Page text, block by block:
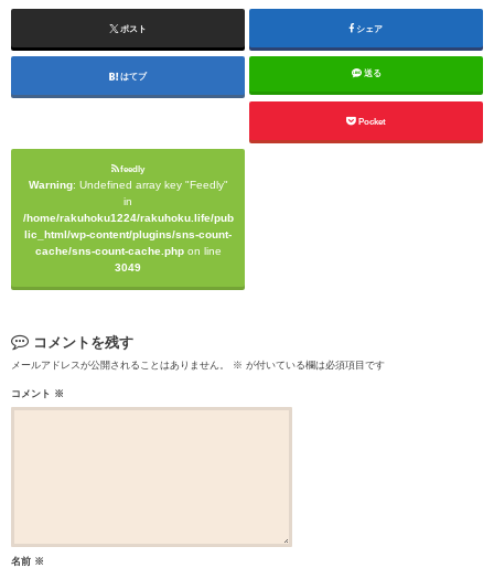
ポスト シェア
はてブ 送る
Pocket
feedly
Warning: Undefined array key "Feedly"
in
/home/rakuhoku1224/rakuhoku.life/pub
lic_html/wp-content/plugins/sns-count-
cache/sns-count-cache.phpon line
3049
コメントを残す
メールアドレスが公開されることはありません。 ※ が付いている欄は必須項目です
コメント ※
名前 ※